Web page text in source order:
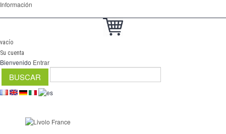
Información
vacío
Su cuenta
Bienvenido Entrar